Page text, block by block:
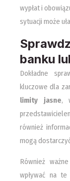
wypłat i
sytuacji może
banku
Dokładne
kluczowe dla
limity jasne,
również
mogą
Również
wpływać na